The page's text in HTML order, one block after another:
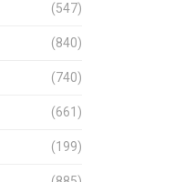
(547)
(840)
(740)
(661)
(199)